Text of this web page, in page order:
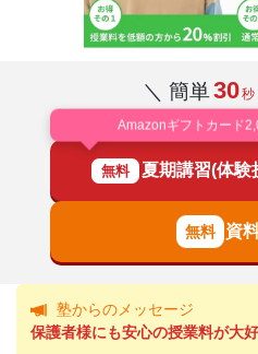
＼ 簡単30秒
Amazonギフトカード
無料 夏期講習(体験
資
塾からのメッセージ
保護者様にも安心の授業料が大好